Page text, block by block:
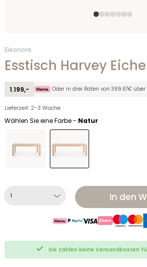
Eleonora
Esstisch Harvey Eiche
1.199,- Oder in drei Raten von 399.67€ über
Lieferzeit: 2-3 Woche
Wählen Sie eine Farbe - Natur
In den
Sie zahlen keine Versandkosten